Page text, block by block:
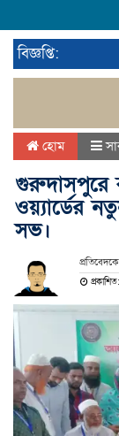
বিজ্ঞপ্তি:
হোম
গুরুদাসপুরে
ওয়্যার্ডের
সভ।